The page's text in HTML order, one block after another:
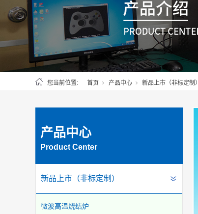
您当前位置: 首页 产品中心 新品上市（非标定制）
产品中心
Product Center
新品上市（非标定制）
微波高温烧结炉